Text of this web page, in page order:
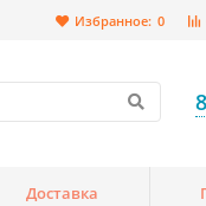
Избранное: 0
Доставка